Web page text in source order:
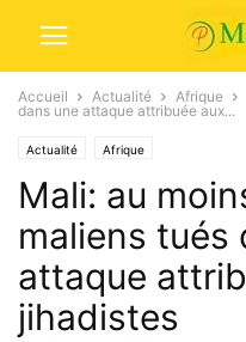
Accueil Actualité Afrique
dans une attaque attribuée aux...
Actualité Afrique
Mali: au
maliens tués
attaque
jihadistes